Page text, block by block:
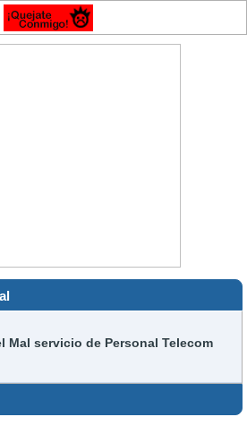
Mal servicio de Personal Telecom